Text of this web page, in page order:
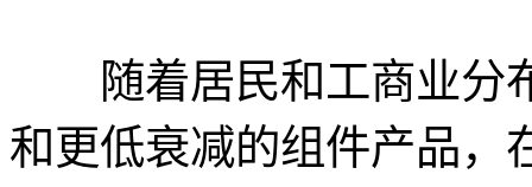
随着居民和工商业分
和更低衰减的组件产品，